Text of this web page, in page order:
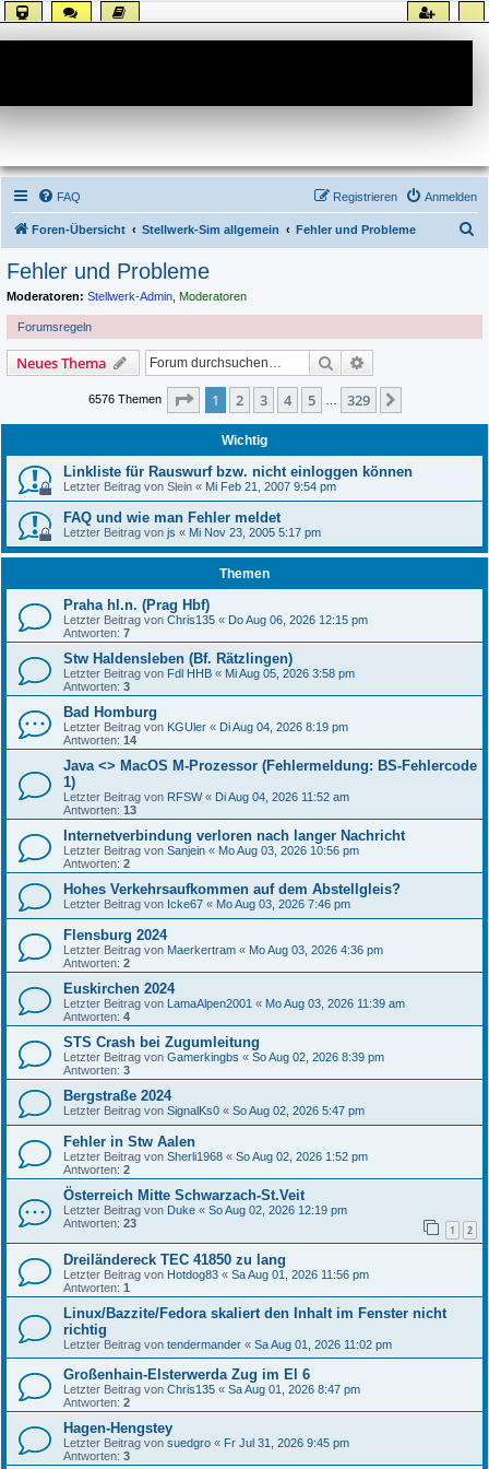
FAQ Anmelden
Registrieren
Foren-Übersicht Stellwerk-Sim allgemein Fehler und Probleme
Fehler und Probleme
Moderatoren: Stellwerk-Admin Moderatoren
Forumsregeln
Neues Thema Suche
6576 Themen Seite 1von 329
1 2 3 4 5 329
Wichtig
Linkliste für Rauswurf bzw. nicht einloggen können
Letzter Beitrag von Slein « Mi Feb 21, 2007 9:54 pm
FAQ und wie man Fehler meldet
Letzter Beitrag von js « Mi Nov 23, 2005 5:17 pm
Themen
Praha hl.n. (Prag Hbf)
Letzter Beitrag von Chris135 « Do Aug 06, 2026 12:15 pm
Antworten: 7
Stw Haldensleben (Bf. Rätzlingen)
Letzter Beitrag von Fdl HHB « Mi Aug 05, 2026 3:58 pm
Antworten: 3
Bad Homburg
Letzter Beitrag von KGUler « Di Aug 04, 2026 8:19 pm
Antworten: 14
Java <> MacOS M-Prozessor (Fehlermeldung: BS-Fehlercode
1)
Letzter Beitrag von RFSW« Di Aug 04, 2026 11:52 am
Antworten: 13
Internetverbindung verloren nach langer Nachricht
Letzter Beitrag von Sanjein « Mo Aug 03, 2026 10:56 pm
Antworten: 2
Hohes Verkehrsaufkommen auf dem Abstellgleis?
Letzter Beitrag von Icke67 « Mo Aug 03, 2026 7:46 pm
Flensburg 2024
Letzter Beitrag von Maerkertram « Mo Aug 03, 2026 4:36 pm
Antworten: 2
Euskirchen 2024
Letzter Beitrag von LamaAlpen2001 « Mo Aug 03, 2026 11:39 am
Antworten: 4
STS Crash bei Zugumleitung
Letzter Beitrag von Gamerkingbs « So Aug 02, 2026 8:39 pm
Antworten: 3
Bergstraße 2024
Letzter Beitrag von SignalKs0 « So Aug 02, 2026 5:47 pm
Fehler in Stw Aalen
Letzter Beitrag von Sherli1968 « So Aug 02, 2026 1:52 pm
Antworten: 2
Österreich Mitte Schwarzach-St.Veit
Letzter Beitrag von Duke « So Aug 02, 2026 12:19 pm
Antworten: 23 1 2
Dreiländereck TEC 41850 zu lang
Letzter Beitrag von Hotdog83 « Sa Aug 01, 2026 11:56 pm
Antworten: 1
Linux/Bazzite/Fedora skaliert den Inhalt im Fenster nicht
richtig
Letzter Beitrag von tendermander « Sa Aug 01, 2026 11:02 pm
Großenhain-Elsterwerda Zug im El 6
Letzter Beitrag von Chris135 « Sa Aug 01, 2026 8:47 pm
Antworten: 2
Hagen-Hengstey
Letzter Beitrag von suedgro « Fr Jul 31, 2026 9:45 pm
Antworten: 3